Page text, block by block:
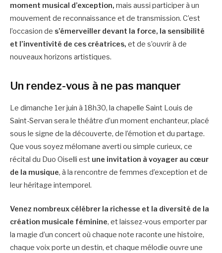
moment musical d’exception, mais aussi participer à un
mouvement de reconnaissance et de transmission. C’est
l’occasion de s’émerveiller devant la force, la sensibilité
et l’inventivité de ces créatrices, et de s’ouvrir à de
nouveaux horizons artistiques.
Un rendez-vous à ne pas manquer
Le dimanche 1er juin à 18h30, la chapelle Saint Louis de
Saint-Servan sera le théâtre d’un moment enchanteur, placé
sous le signe de la découverte, de l’émotion et du partage.
Que vous soyez mélomane averti ou simple curieux, ce
récital du Duo Oiselli est une invitation à voyager au cœur
de la musique, à la rencontre de femmes d’exception et de
leur héritage intemporel.
Venez nombreux célébrer la richesse et la diversité de la
création musicale féminine, et laissez-vous emporter par
la magie d’un concert où chaque note raconte une histoire,
chaque voix porte un destin, et chaque mélodie ouvre une